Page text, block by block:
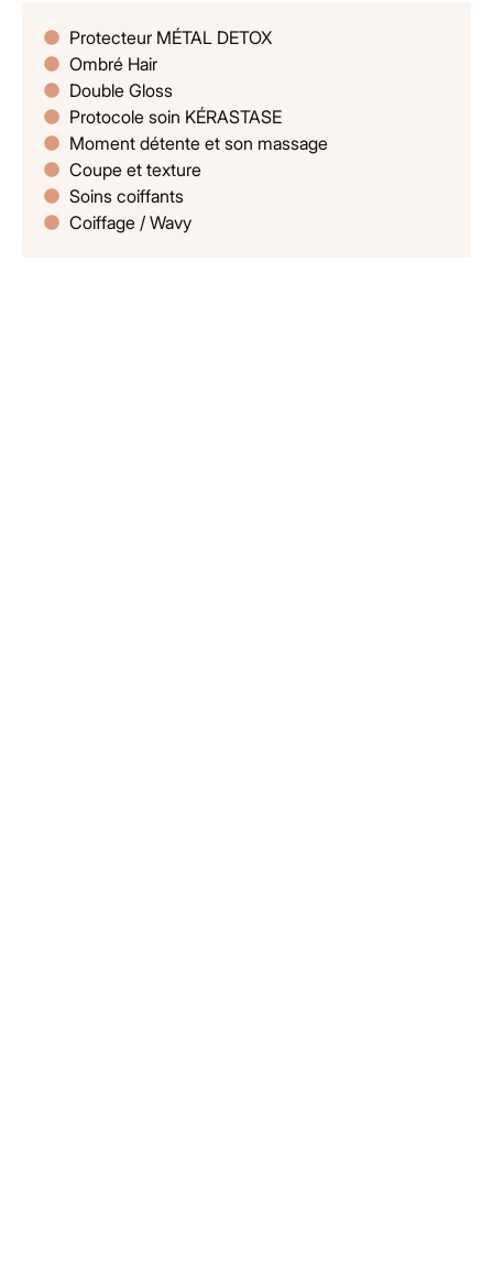
Protecteur MÉTAL DETOX
Ombré Hair
Double Gloss
Protocole soin KÉRASTASE
Moment détente et son massage
Coupe et texture
Soins coiffants
Coiffage / Wavy